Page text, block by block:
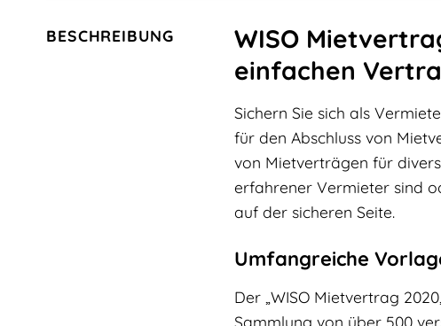
BESCHREIBUNG
WISO
einfachen
Sichern Sie sich als
für den Abschluss von
von Mietverträgen für
erfahrener Vermieter sind
auf der sicheren Seite.
Umfangreiche
Der „WISO Mietvertrag
Sammlung von über 500